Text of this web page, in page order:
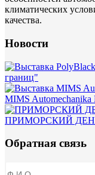
климатических
качества.
Новости
границ"
MIMS Automechanika
ПРИМОРСКИЙ ДЕНЬ
Обратная связь